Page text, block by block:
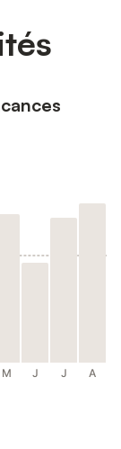
M J J A